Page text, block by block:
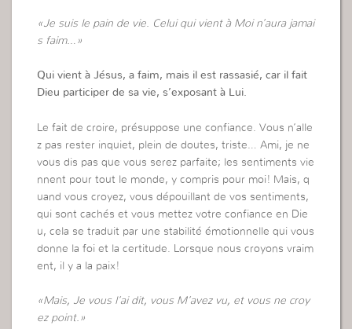
«Je suis le pain de vie. Celui qui vient à Moi n’aura jamai
s faim…»
Qui vient à Jésus, a faim, mais il est rassasié, car il fait
Dieu participer de sa vie, s’exposant à Lui.
Le fait de croire, présuppose une confiance. Vous n’alle
z pas rester inquiet, plein de doutes, triste… Ami, je ne
vous dis pas que vous serez parfaite; les sentiments vie
nnent pour tout le monde, y compris pour moi! Mais, q
uand vous croyez, vous dépouillant de vos sentiments,
qui sont cachés et vous mettez votre confiance en Die
u, cela se traduit par une stabilité émotionnelle qui vous
donne la foi et la certitude. Lorsque nous croyons vraim
ent, il y a la paix!
«Mais, Je vous l’ai dit, vous M’avez vu, et vous ne croy
ez point.»